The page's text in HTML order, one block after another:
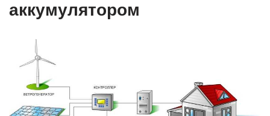
аккумулятором